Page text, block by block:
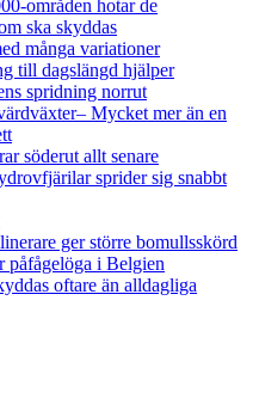
områden hotar de
ska skyddas
många variationer
till dagslängd hjälper
spridning norrut
Mycket mer än en
söderut allt senare
sprider sig snabbt
ger större bomullsskörd
påfågelöga i Belgien
oftare än alldagliga